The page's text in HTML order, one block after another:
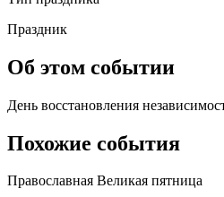
Праздник
Об этом событии
День восстановления
Похожие события
Православная Великая пятница